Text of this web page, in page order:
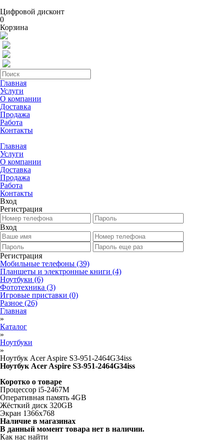
Цифровой дисконт
0
Корзина
Главная
Услуги
О компании
Доставка
Продажа
Работа
Контакты
Главная
Услуги
О компании
Доставка
Продажа
Работа
Контакты
Вход
Регистрация
Вход
Регистрация
Мобильные телефоны (39)
Планшеты и электронные книги (4)
Ноутбуки (6)
Фототехника (3)
Игровые приставки (0)
Разное (26)
Главная
»
Каталог
»
Ноутбуки
»
Ноутбук Acer Aspire S3-951-2464G34iss
Ноутбук Acer Aspire S3-951-2464G34iss
Коротко о товаре
Процессор i5-2467M
Оперативная память 4GB
Жёсткий диск 320GB
Экран 1366х768
Наличие в магазинах
В данный момент товара нет в наличии.
Как нас найти